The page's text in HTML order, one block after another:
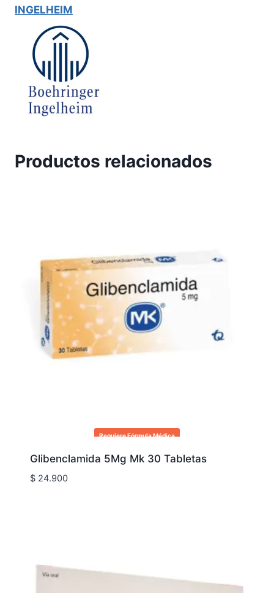
INGELHEIM
Productos relacionados
Requiere Fórmula Médica
Glibenclamida 5Mg Mk 30 Tabletas
$24.900